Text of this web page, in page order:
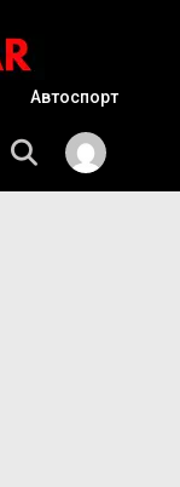
Автоспорт